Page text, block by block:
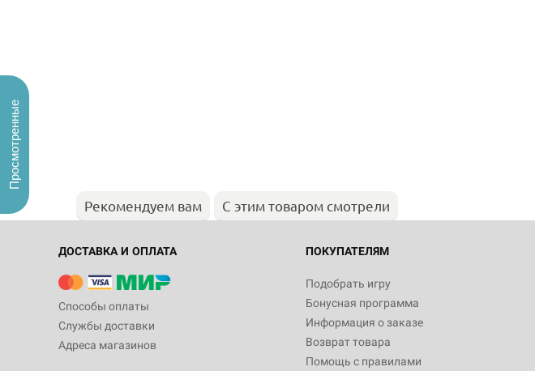
Рекомендуем вам С этим товаром смотрели
ДОСТАВКА И ОПЛАТА
Способы оплаты
Службы доставки
Адреса магазинов
ПОКУПАТЕЛЯМ
Подобрать игру
Бонусная программа
Информация о заказе
Возврат товара
Помощь с правилами
Просмотренные